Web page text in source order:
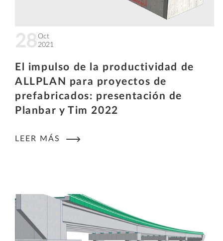
28 Oct
2021
El impulso de la productividad de
ALLPLAN para proyectos de
prefabricados: presentación de
Planbar y Tim 2022
LEER MÁS